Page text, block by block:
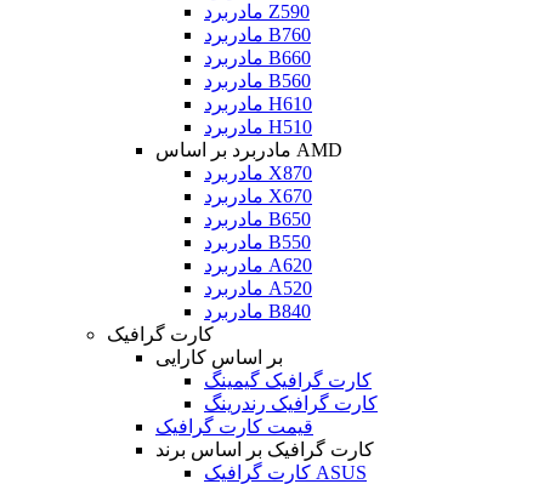
مادربرد Z590
مادربرد B760
مادربرد B660
مادربرد B560
مادربرد H610
مادربرد H510
مادربرد بر اساس AMD
مادربرد X870
مادربرد X670
مادربرد B650
مادربرد B550
مادربرد A620
مادربرد A520
مادربرد B840
کارت گرافیک
بر اساس کارایی
کارت گرافیک گیمینگ
کارت گرافیک رندرینگ
قیمت کارت گرافیک
کارت گرافیک بر اساس برند
کارت گرافیک ASUS